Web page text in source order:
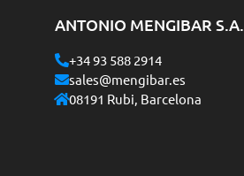
ANTONIO MENGIBAR S.A.
+34 93 588 2914
sales@mengibar.es
08191 Rubi, Barcelona